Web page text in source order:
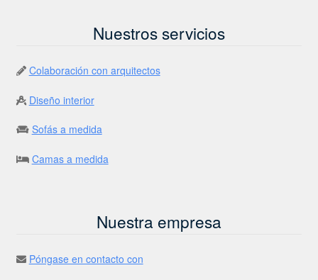
Nuestros servicios
Colaboración con arquitectos
Diseño interior
Sofás a medida
Camas a medida
Nuestra empresa
Póngase en contacto con